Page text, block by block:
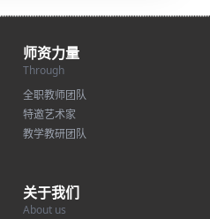
师资力量
Through
全职教师团队
特邀艺术家
教学教研团队
关于我们
About us